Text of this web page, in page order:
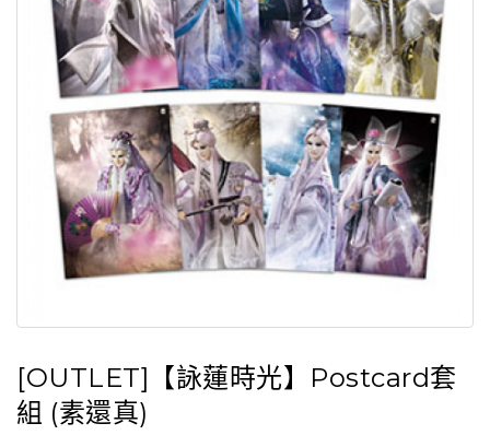
[OUTLET]【詠蓮時光】Postcard套
組 (素還真)